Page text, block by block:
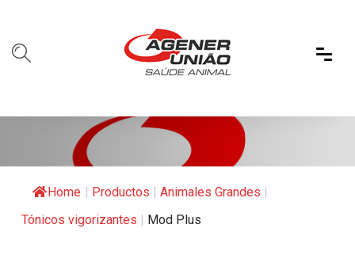
Home | Productos | Animales Grandes |
Tónicos vigorizantes | Mod Plus